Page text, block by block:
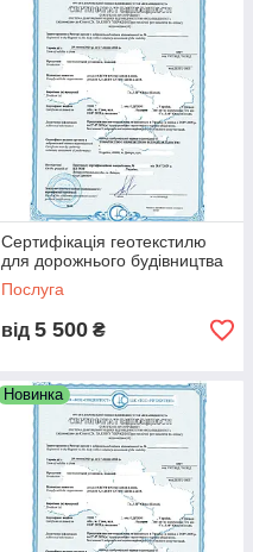
Сертифікація геотекстилю
для дорожнього будівництва
Послуга
від 5 500 ₴
Новинка